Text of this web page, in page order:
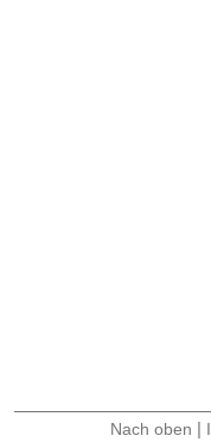
Nach oben |